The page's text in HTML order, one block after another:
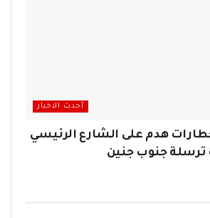
أحدث الاخبار
هدم على الشارع الرئيسي
جنوب جنين